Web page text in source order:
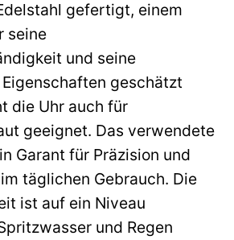
gefertigt, einem
seine
und seine
geschätzt
die Uhr auch für
geeignet. Das verwendete
Garant für Präzision und
täglichen Gebrauch. Die
ist auf ein Niveau
und Regen